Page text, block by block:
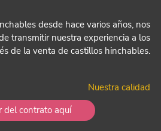
desde hace varios años, nos
transmitir nuestra experiencia a los
de la venta de castillos hinchables.
Nuestra calidad
del contrato aquí